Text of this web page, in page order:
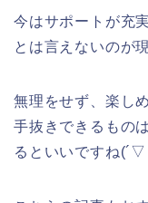
今はサポートが充
とは言えないのが
無理をせず、楽し
手抜きできるもの
るといいですね